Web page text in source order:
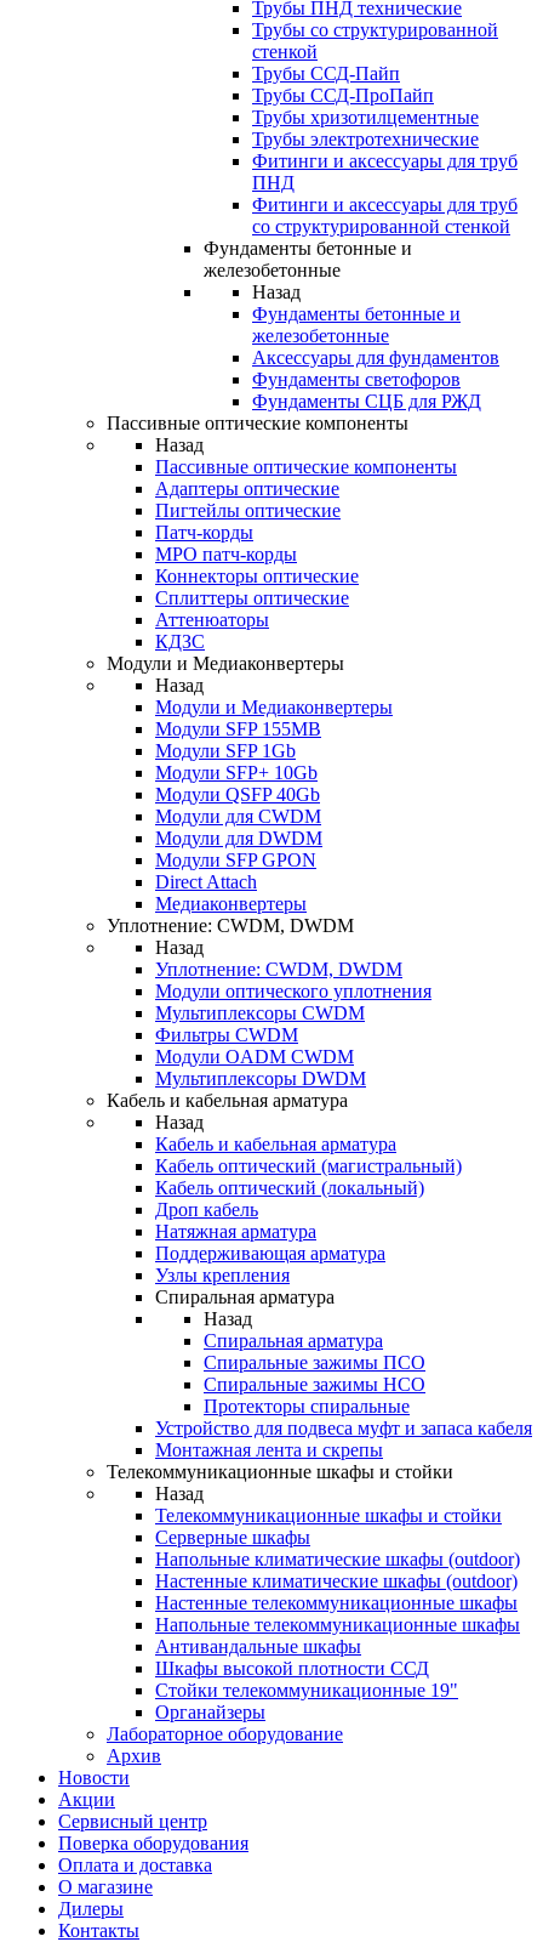
Трубы ПНД технические
Трубы со структурированной
стенкой
Трубы ССД-Пайп
Трубы ССД-ПроПайп
Трубы хризотилцементные
Трубы электротехнические
Фитинги и аксессуары для труб
ПНД
Фитинги и аксессуары для труб
со структурированной стенкой
Фундаменты бетонные и
железобетонные
Назад
Фундаменты бетонные и
железобетонные
Аксессуары для фундаментов
Фундаменты светофоров
Фундаменты СЦБ для РЖД
Пассивные оптические компоненты
Назад
Пассивные оптические компоненты
Адаптеры оптические
Пигтейлы оптические
Патч-корды
MPO патч-корды
Коннекторы оптические
Сплиттеры оптические
Аттенюаторы
КДЗС
Модули и Медиаконвертеры
Назад
Модули и Медиаконвертеры
Модули SFP 155MB
Модули SFP 1Gb
Модули SFP+ 10Gb
Модули QSFP 40Gb
Модули для CWDM
Модули для DWDM
Модули SFP GPON
Direct Attach
Медиаконвертеры
Уплотнение: CWDM, DWDM
Назад
Уплотнение: CWDM, DWDM
Модули оптического уплотнения
Мультиплексоры CWDM
Фильтры CWDM
Модули OADM CWDM
Мультиплексоры DWDM
Кабель и кабельная арматура
Назад
Кабель и кабельная арматура
Кабель оптический (магистральный)
Кабель оптический (локальный)
Дроп кабель
Натяжная арматура
Поддерживающая арматура
Узлы крепления
Спиральная арматура
Назад
Спиральная арматура
Спиральные зажимы ПСО
Спиральные зажимы НСО
Протекторы спиральные
Устройство для подвеса муфт и запаса кабеля
Монтажная лента и скрепы
Телекоммуникационные шкафы и стойки
Назад
Телекоммуникационные шкафы и стойки
Серверные шкафы
Напольные климатические шкафы (outdoor)
Настенные климатические шкафы (outdoor)
Настенные телекоммуникационные шкафы
Напольные телекоммуникационные шкафы
Антивандальные шкафы
Шкафы высокой плотности ССД
Стойки телекоммуникационные 19"
Органайзеры
Лабораторное оборудование
Архив
Новости
Акции
Сервисный центр
Поверка оборудования
Оплата и доставка
О магазине
Дилеры
Контакты